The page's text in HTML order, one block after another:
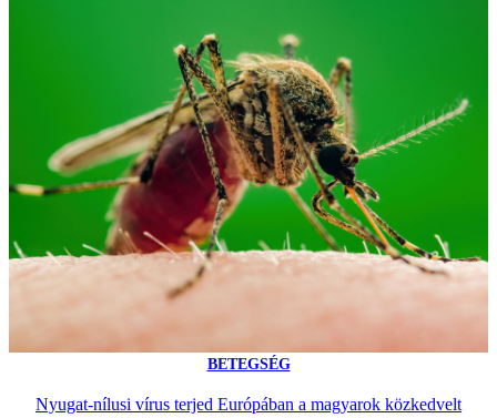
BETEGSÉG
Nyugat-nílusi vírus terjed Európában a magyarok közkedvelt